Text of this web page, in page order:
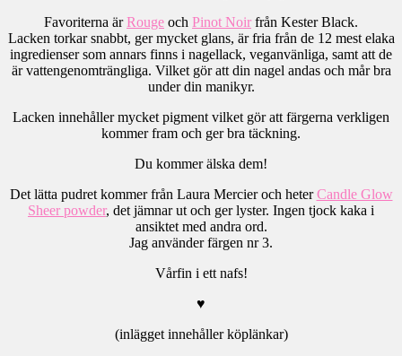
Favoriterna ärRouge och Pinot Noir från Kester Black.
Lacken torkar snabbt, ger mycket glans, är fria från de 12 mest elaka
ingredienser som annars finns i nagellack, veganvänliga, samt att de
är vattengenomträngliga. Vilket gör att din nagel andas och mår bra
under din manikyr.
Lacken innehåller mycket pigment vilket gör att färgerna verkligen
kommer fram och ger bra täckning.
Du kommer älska dem!
Det lätta pudret kommer från Laura Mercier och heterCandle Glow
Sheer powder, det jämnar ut och ger lyster. Ingen tjock kaka i
ansiktet med andra ord.
Jag använder färgen nr 3.
Vårfin i ett nafs!
♥
(inlägget innehåller köplänkar)